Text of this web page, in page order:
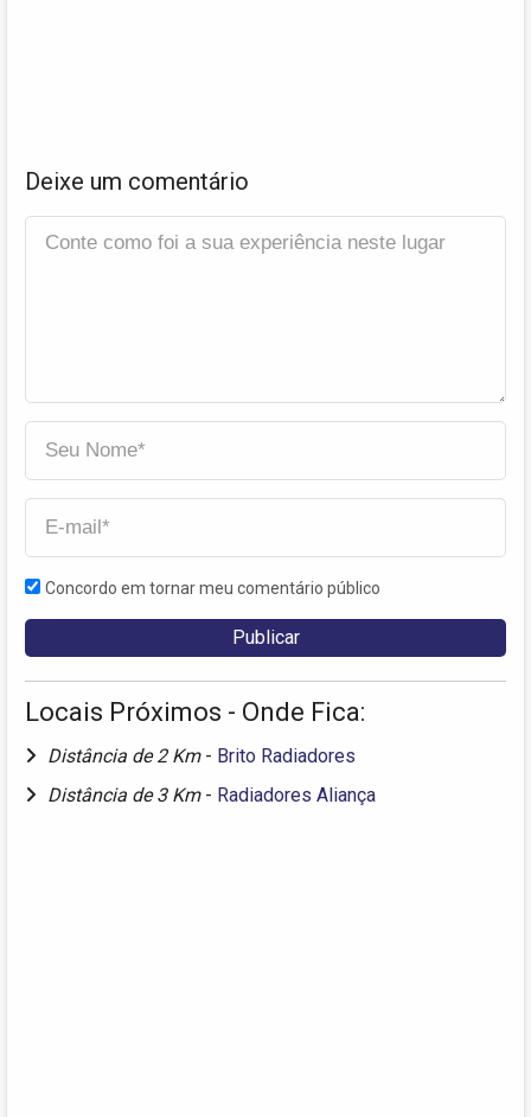
Deixe um comentário
Concordo em tornar meu comentário público
Locais Próximos - Onde Fica:
Distância de 2 Km - Brito Radiadores
Distância de 3 Km - Radiadores Aliança